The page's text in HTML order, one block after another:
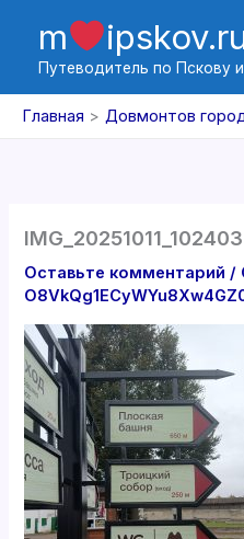
содержимому
m
Путеводитель по Пскову
Главная Довмонтов
IMG_20251011_102403
Оставьте комментарий /